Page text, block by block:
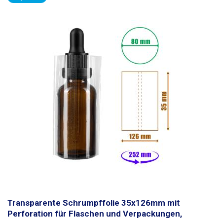
einen Schrumpfschlauch
perforierten Teils von der Flasche entfernt werden kann.
Schrumpfen passt sich die Folie immer an die Form der Verpackung an,
sie auch für unregelmäßig geformte oder vorstehende
Verpackungen verwendet werden kann. Die Flasche auf dem Bild ist nur
eine Illustration, diePVC-Folie kann für alle ähnlichen Flaschen,
Verpackungen und Tuben mit einem Durchmesser von bis zu 75 mm
verwendet werden.Zum Schrumpfen ist es ideal, eine Heißluftpistole
zusammen mit einem Aufsatz zu verwenden . Die Flasche ist nicht im
Lieferumfang enthalten.
Verpackung:
1Stück PVC-Schrumpffolie
Transparente Schrumpffolie 35x126mm mit
Perforation für Flaschen und Verpackungen,